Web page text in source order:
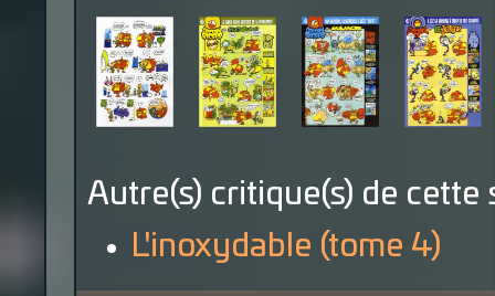
Autre(s) critique(s) de cette
L'inoxydable (tome 4)